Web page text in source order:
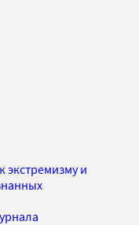
экстремизму и